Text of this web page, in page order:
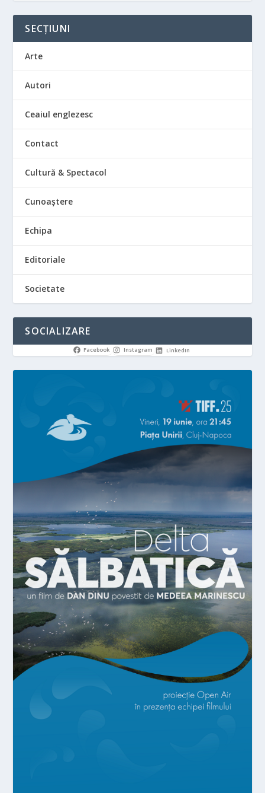
SECȚIUNI
Arte
Autori
Ceaiul englezesc
Contact
Cultură & Spectacol
Cunoaștere
Echipa
Editoriale
Societate
SOCIALIZARE
Facebook Instagram LinkedIn